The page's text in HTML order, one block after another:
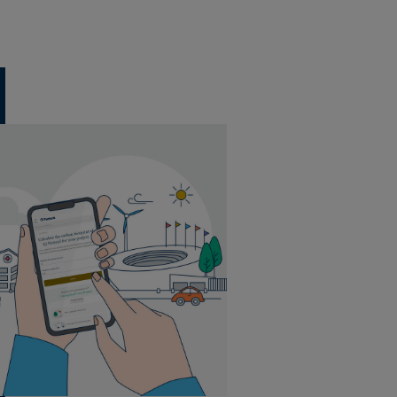
20 tegels per doos
5 m² per doos
44 dozen per pallet